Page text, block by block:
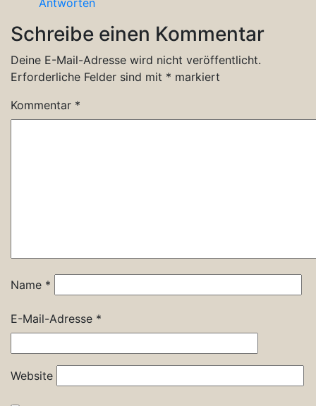
Antworten
Schreibe einen Kommentar
Deine E-Mail-Adresse wird nicht veröffentlicht.
Erforderliche Felder sind mit * markiert
Kommentar *
Name *
E-Mail-Adresse *
Website